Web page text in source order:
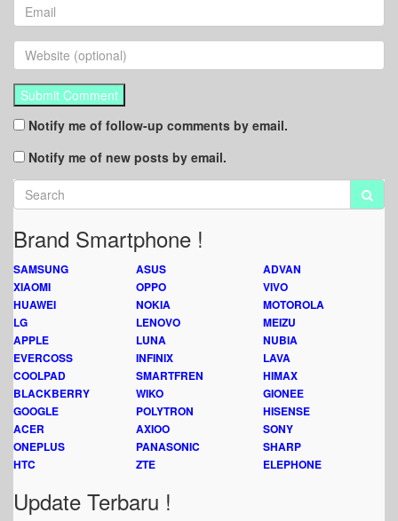
Notify me of follow-up comments by email.
Notify me of new posts by email.
Brand Smartphone !
SAMSUNG ASUS
ADVAN
XIAOMI
OPPO
VIVO
HUAWEI
NOKIA
MOTOROLA
LG
LENOVO
MEIZU
APPLE
LUNA
NUBIA
EVERCOSS
INFINIX
LAVA
COOLPAD
SMARTFREN
HIMAX
BLACKBERRY
WIKO
GIONEE
GOOGLE
POLYTRON
HISENSE
ACER
AXIOO
SONY
ONEPLUS
PANASONIC
SHARP
HTC
ZTE ELEPHONE
Update Terbaru !